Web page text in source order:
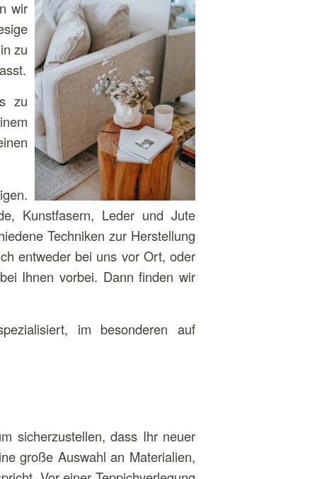
wir
zu
zu
Kunstfasern, Leder und Jute
Techniken zur Herstellung
entweder bei uns vor Ort, oder
Ihnen vorbei. Dann finden wir
im besonderen auf
sicherzustellen, dass Ihr neuer
große Auswahl an Materialien,